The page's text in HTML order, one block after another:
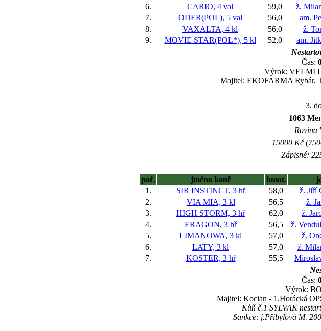
6.
CARIO, 4 val 59,0 ž.
7.
ODER(POL), 5 val 56,0 am.
8.
VAXALTA, 4 kl 56,0 ž.
9.
MOVIE STAR(POL*), 5 kl 52,0 am.
Čas:
Výrok: VELMI
Majitel: EKOFARMA Rybár,
3.
1063
Rovina
15000 Kč
Zápisné:
poř.
jméno koně hmot.
1.
SIR INSTINCT, 3 hř 58,0 ž. Jiří
2.
VIA MIA, 3 kl 56,5 ž.
3.
HIGH STORM, 3 hř 62,0 ž.
4.
ERAGON, 3 hř 56,5 ž.
5.
LIMANOWA, 3 kl 57,0 ž.
6.
LATY, 3 kl 57,0 ž.
7.
KOSTER, 3 hř 55,5
Čas:
Výrok:
Majitel: Kocian - 1.Horácká
Kůň č.1 SYLVAK
Sankce: j.Přibylová M.